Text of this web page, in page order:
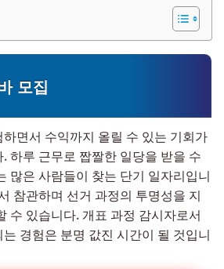
모집
면서 수익까지 올릴 수 있는 기회가
하루 근무로 짭짤한 일당을 받을 수
많은 사람들이 찾는 단기 일자리입니
참관하며 선거 과정의 투명성을 지
수 있습니다. 개표 과정 감시자로서
경험은 분명 값진 시간이 될 것입니